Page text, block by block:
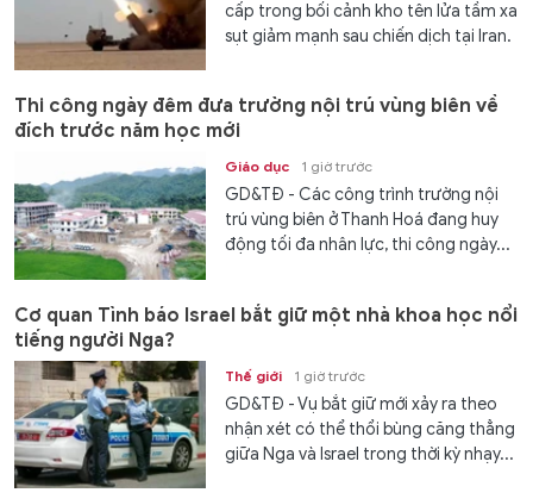
cấp trong bối cảnh kho tên lửa tầm xa
sụt giảm mạnh sau chiến dịch tại Iran.
Thi công ngày đêm đưa trường nội trú vùng biên về
đích trước năm học mới
Giáo dục 1 giờ trước
GD&TĐ - Các công trình trường nội
trú vùng biên ở Thanh Hoá đang huy
động tối đa nhân lực, thi công ngày...
Cơ quan Tình báo Israel bắt giữ một nhà khoa học nổi
tiếng người Nga?
Thế giới 1 giờ trước
GD&TĐ - Vụ bắt giữ mới xảy ra theo
nhận xét có thể thổi bùng căng thẳng
giữa Nga và Israel trong thời kỳ nhạy...